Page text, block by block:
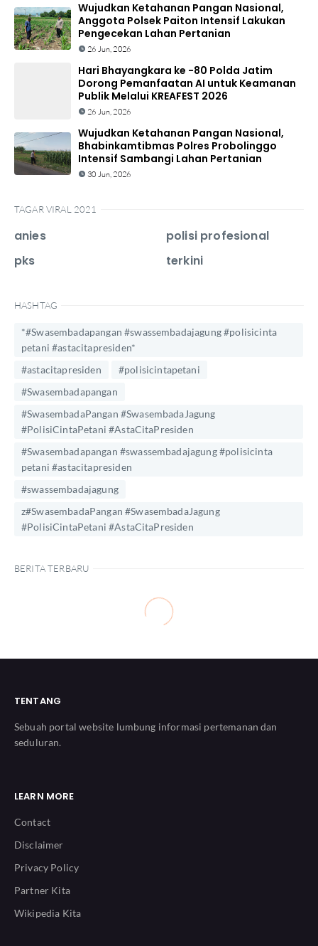
Wujudkan Ketahanan Pangan Nasional,
Anggota Polsek Paiton Intensif Lakukan
Pengecekan Lahan Pertanian
26 Jun, 2026
Hari Bhayangkara ke -80 Polda Jatim
Dorong Pemanfaatan AI untuk Keamanan
Publik Melalui KREAFEST 2026
26 Jun, 2026
Wujudkan Ketahanan Pangan Nasional,
Bhabinkamtibmas Polres Probolinggo
Intensif Sambangi Lahan Pertanian
30 Jun, 2026
TAGAR VIRAL 2021
anies
pks
polisi profesional
terkini
HASHTAG
*#Swasembadapangan #swassembadajagung #polisicinta
petani #astacitapresiden*
#astacitapresiden
#polisicintapetani
#Swasembadapangan
#SwasembadaPangan #SwasembadaJagung
#PolisiCintaPetani #AstaCitaPresiden
#Swasembadapangan #swassembadajagung #polisicinta
petani #astacitapresiden
#swassembadajagung
z#SwasembadaPangan #SwasembadaJagung
#PolisiCintaPetani #AstaCitaPresiden
BERITA TERBARU
TENTANG
Sebuah portal website lumbung informasi pertemanan dan
seduluran.
LEARN MORE
Contact
Disclaimer
Privacy Policy
Partner Kita
Wikipedia Kita